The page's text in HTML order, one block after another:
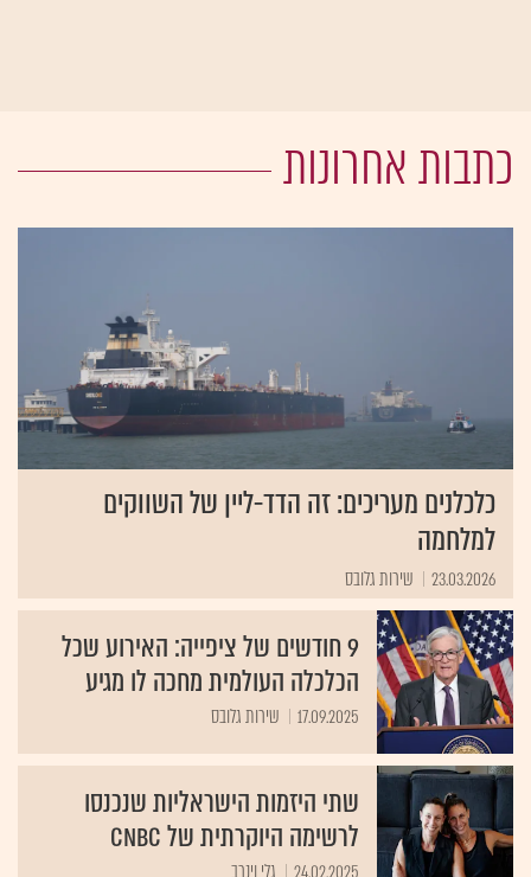
כתבות אחרונות
כלכלנים מעריכים: זה הדד-ליין של השווקים
למלחמה
23.03.2026 שירות גלובס
9 חודשים של ציפייה: האירוע שכל
הכלכלה העולמית מחכה לו מגיע
17.09.2025 שירות גלובס
שתי היזמות הישראליות שנכנסו
לרשימה היוקרתית של CNBC
24.02.2025 גלי וינרב